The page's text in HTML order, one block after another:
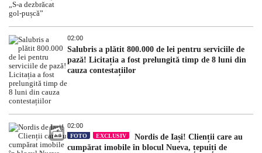
02:00
Salubris a plătit 800.000 de lei pentru serviciile de
pază! Licitația a fost prelungită timp de 8 luni din
cauza contestațiilor
02:00
FOTO EXCLUSIV
Nordis de Iași! Clienții care au
cumpărat imobile în blocul Nueva, țepuiți de